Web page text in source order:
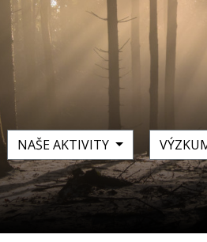
NAŠE AKTIVITY